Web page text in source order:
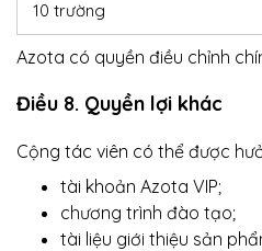
10 trường
Azota có quyền điều chỉnh
Điều 8. Quyền lợi khác
Cộng tác viên có thể được
tài khoản Azota VIP;
chương trình đào tạo;
tài liệu giới thiệu sản